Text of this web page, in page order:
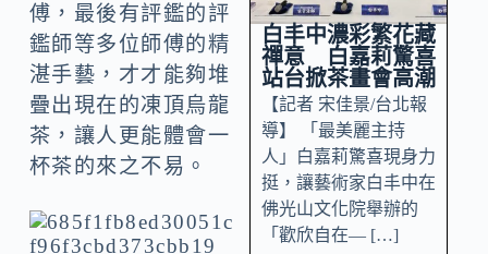
傅，最後有評鑑的評
鑑師等多位師傅的精
湛手藝，才才能夠堆
疊出現在的凍頂烏龍
茶，讓人更能體會一
杯茶的來之不易。
白丰中濃彩繁花藏
禪意 白嘉莉驚喜
站台掀茶畫會高潮
【記者 宋佳景/台北報
導】 「最美麗主持
人」白嘉莉驚喜現身力
挺，讓藝術家白丰中在
佛光山文化院舉辦的
「歡欣自在— […]